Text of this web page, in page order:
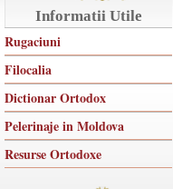
Informatii Utile
Rugaciuni
Filocalia
Dictionar Ortodox
Pelerinaje in Moldova
Resurse Ortodoxe